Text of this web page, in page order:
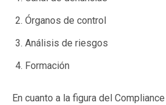
Órganos de control
Análisis de riesgos
Formación
En cuanto a la figura del